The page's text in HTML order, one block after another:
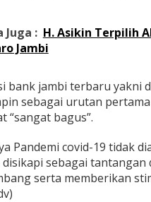
Juga : H. Asikin Terpilih
Jambi
bank jambi terbaru yakni
sebagai urutan
“sangat bagus”.
Pandemi covid-19 tidak
disikapi sebagai
serta memberikan